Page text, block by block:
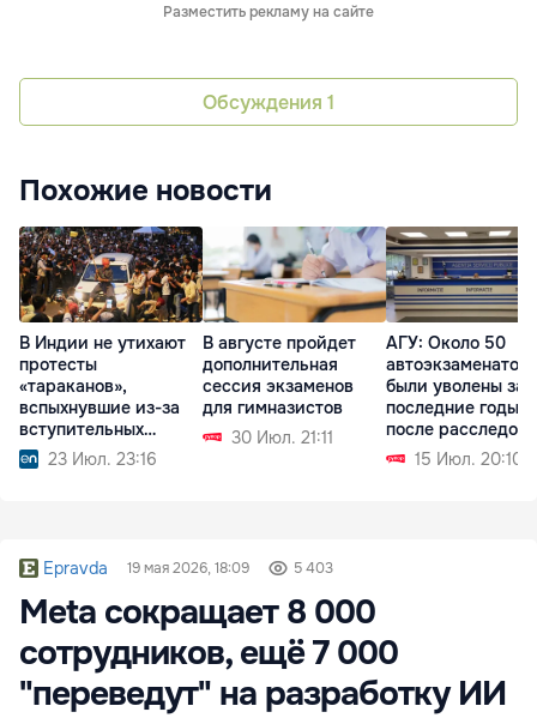
Разместить рекламу на сайте
Обсуждения 1
Похожие новости
В Индии не утихают
протесты
«тараканов»,
вспыхнувшие из-за
вступительных
экзаменов
23 Июл. 23:16
В августе пройдет
дополнительная
сессия экзаменов
для гимназистов
30 Июл. 21:11
АГУ: Около 50
были уволены за
последние годы
после
15 Июл. 20:10
Epravda 19 мая 2026, 18:09 5 403
Meta сокращает 8 000
сотрудников, ещё 7 000
"переведут" на разработку ИИ